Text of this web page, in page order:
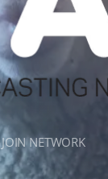
JOIN NETWORK